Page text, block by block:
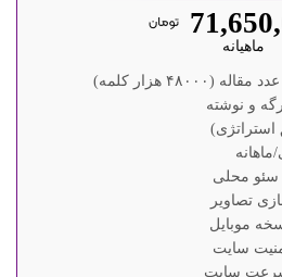
ماهیانه
سئو محلی
تصاویر
موبایل
سایت
سایت